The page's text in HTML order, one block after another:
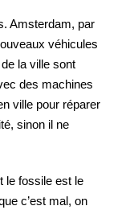
Amsterdam, par
véhicules
la ville sont
des machines
ville pour réparer
sinon il ne
le fossile est le
c’est mal, on